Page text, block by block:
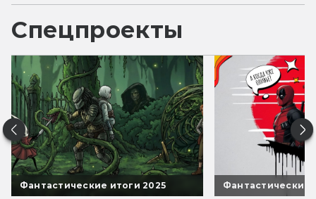
Спецпроекты
Фантастические итоги 2025 Фантастические